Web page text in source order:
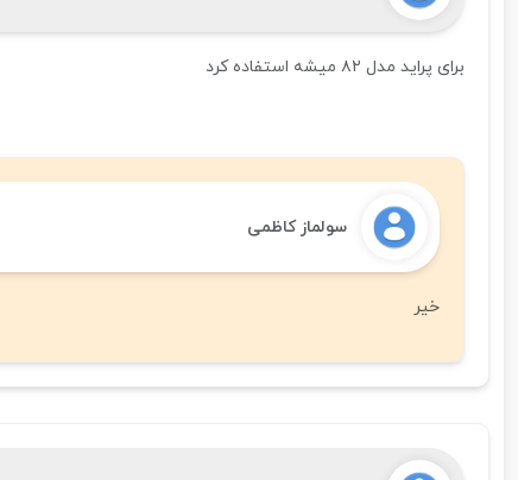
برای پراید مدل ۸۲ میشه استفاده کرد
سولماز کاظمی
خیر